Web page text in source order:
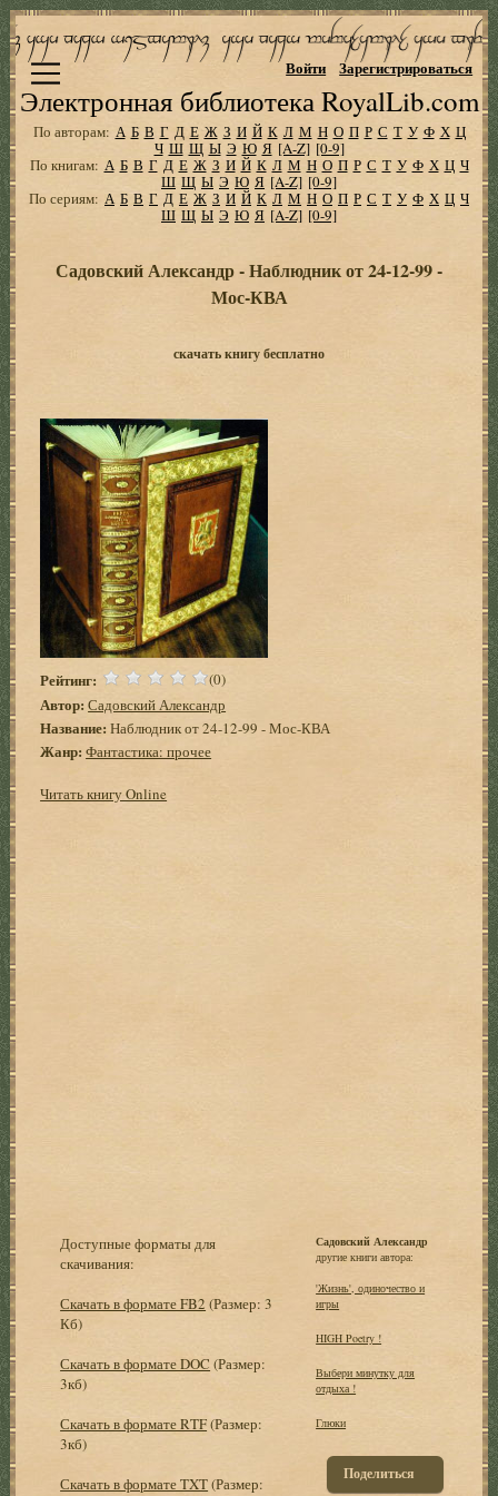
Электронная библиотека RoyalLib.com
Войти Зарегистрироваться
По авторам: А Б В Г Д Е Ж З И Й К Л М Н О П Р С Т У Ф Х Ц
Ч Ш Щ Ы Э Ю Я [A-Z] [0-9]
По книгам: А Б В Г Д Е Ж З И Й К Л М Н О П Р С Т У Ф Х Ц Ч
Ш Щ Ы Э Ю Я [A-Z] [0-9]
По сериям: А Б В Г Д Е Ж З И Й К Л М Н О П Р С Т У Ф Х Ц Ч
Ш Щ Ы Э Ю Я [A-Z] [0-9]
Садовский Александр - Наблюдник от 24-12-99 -
Мос-КВА
скачать книгу бесплатно
Рейтинг: (0)
Автор: Садовский Александр
Название: Наблюдник от 24-12-99 - Мос-КВА
Жанр: Фантастика: прочее
Читать книгу Online
Доступные форматы для
скачивания:
Скачать в формате FB2 (Размер: 3
Кб)
Скачать в формате DOC (Размер:
3кб)
Скачать в формате RTF(Размер:
3кб)
Скачать в формате TXT(Размер:
Садовский Александр
другие книги автора:
'Жизнь', одиночество и
игры
HIGH Poetry !
Выбеpи минутку для
отдыха !
Глюки
Поделиться